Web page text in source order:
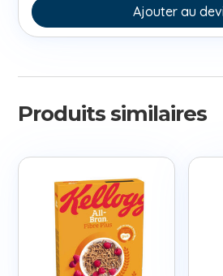
Rice
Krispies
Ajouter au
Produits similaires